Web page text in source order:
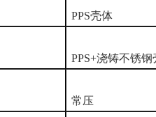
PPS壳体
PPS+浇铸不锈钢
常压